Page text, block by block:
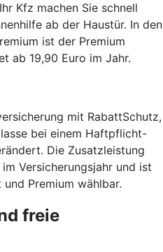
Kfz machen Sie schnell
ab der Haustür. In den
ist der Premium
ab 19,90 Euro im Jahr.
mit RabattSchutz,
bei einem Haftpflicht-
Die Zusatzleistung
Versicherungsjahr und ist
Premium wählbar.
freie